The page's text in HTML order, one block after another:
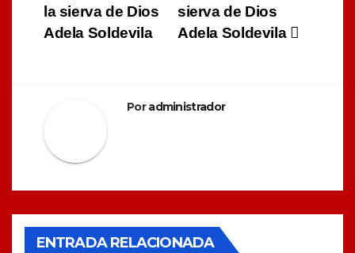
de
sierva de Dios
Adela Soldevila
la sierva de Dios
Adela Soldevila
Poradministrador
ENTRADA RELACIONADA